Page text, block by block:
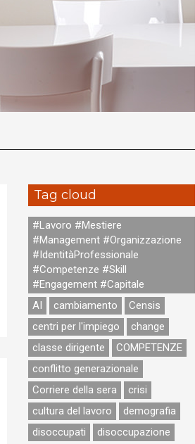
Tag cloud
#Lavoro #Mestiere
#Management #Organizzazione
#IdentitàProfessionale
#Competenze #Skill
#Engagement #Capitale
AI
cambiamento
Censis
centri per l'impiego
change
classe dirigente
COMPETENZE
conflitto generazionale
Corriere della sera
crisi
cultura del lavoro
demografia
disoccupati
disoccupazione